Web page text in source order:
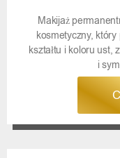
Makijaż
kosmetyczny,
kształtu i koloru ust,
i